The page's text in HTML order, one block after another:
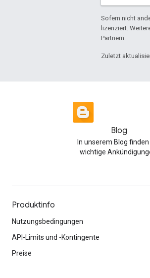
Sofern nicht
lizenziert.
Partnern.
Zuletzt
Blog
In unserem Blog finden
wichtige
Produktinfo
Nutzungsbedingungen
API-Limits und -Kontingente
Preise